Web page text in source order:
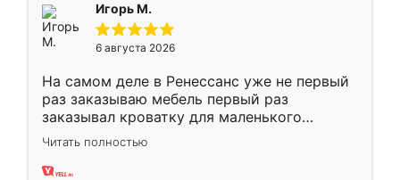
Игорь М.
6 августа 2026
На самом деле в Ренессанс уже не первый
раз заказываю мебель первый раз
заказывал кроватку для маленького
ребёнка при его рождении ,во второй раз
заказал шкаф-купе. По качеству очень
хорошее сборка достаточно быстрая,
Читать полностью